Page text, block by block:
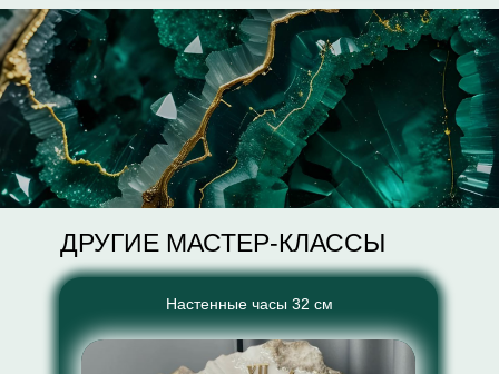
ДРУГИЕ МАСТЕР-КЛАССЫ
Настенные часы 32 см